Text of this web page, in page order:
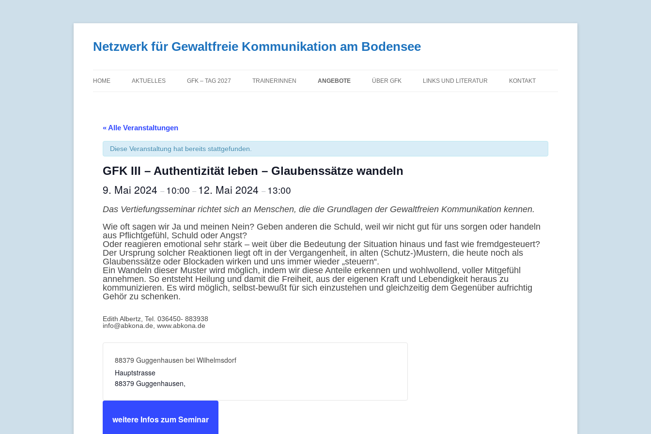
Netzwerk für Gewaltfreie Kommunikation am Bodensee
HOME AKTUELLES GFK – TAG 2027 TRAINERINNEN ANGEBOTE ÜBER GFK LINKS UND LITERATUR KONTAKT
« Alle Veranstaltungen
Diese Veranstaltung hat bereits stattgefunden.
GFK III – Authentizität leben – Glaubenssätze wandeln
9. Mai 2024 – 10:00 – 12. Mai 2024 – 13:00
Das Vertiefungsseminar richtet sich an Menschen, die die Grundlagen der Gewaltfreien Kommunikation kennen.
Wie oft sagen wir Ja und meinen Nein? Geben anderen die Schuld, weil wir nicht gut für uns sorgen oder handeln
aus Pflichtgefühl, Schuld oder Angst?
Oder reagieren emotional sehr stark – weit über die Bedeutung der Situation hinaus und fast wie fremdgesteuert?
Der Ursprung solcher Reaktionen liegt oft in der Vergangenheit, in alten (Schutz-)Mustern, die heute noch als
Glaubenssätze oder Blockaden wirken und uns immer wieder „steuern“.
Ein Wandeln dieser Muster wird möglich, indem wir diese Anteile erkennen und wohlwollend, voller Mitgefühl
annehmen. So entsteht Heilung und damit die Freiheit, aus der eigenen Kraft und Lebendigkeit heraus zu
kommunizieren. Es wird möglich, selbst-bewußt für sich einzustehen und gleichzeitig dem Gegenüber aufrichtig
Gehör zu schenken.
Edith Albertz, Tel. 036450- 883938
info@abkona.de, www.abkona.de
88379 Guggenhausen bei Wilhelmsdorf
Hauptstrasse
88379 Guggenhausen,
weitere Infos zum Seminar